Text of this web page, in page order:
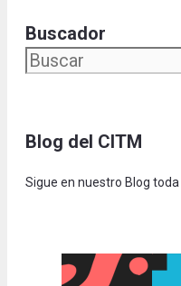
Buscador
Blog del CITM
Sigue en nuestro Blog